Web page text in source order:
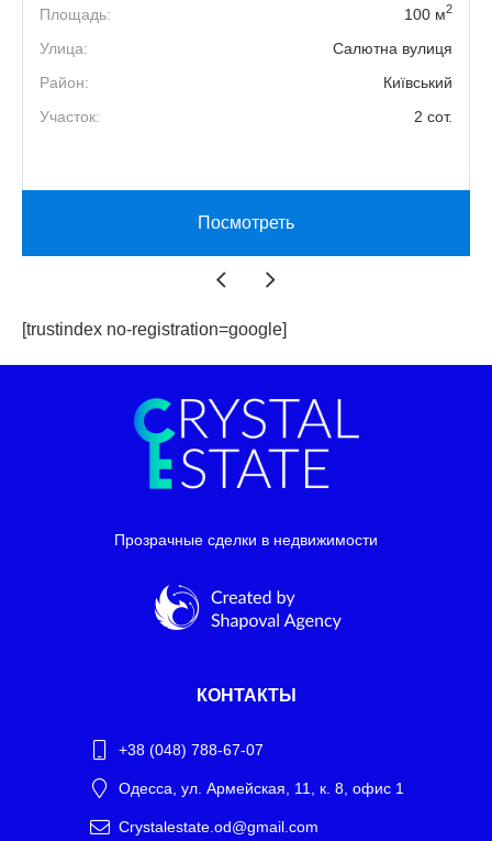
Площадь: 100 м2
Улица:
Салютна вулиця
Район:
Київський
Участок:
2 сот.
Посмотреть
[trustindex no-registration=google]
Прозрачные сделки в недвижимости
КОНТАКТЫ
+38 (048) 788-67-07
Одесса, ул. Армейская, 11, к. 8, офис 1
Crystalestate.od@gmail.com